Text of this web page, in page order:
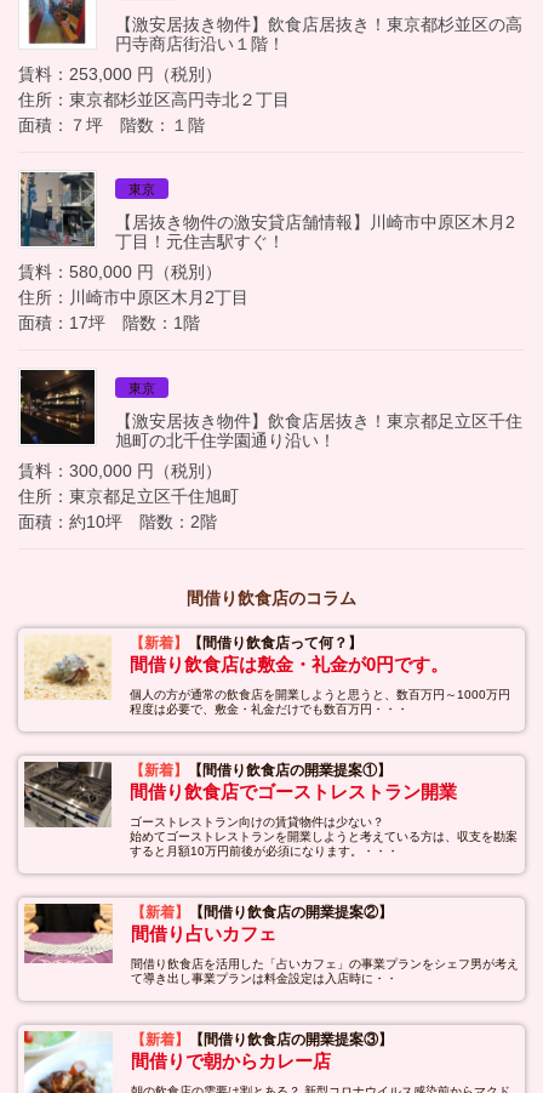
【激安居抜き物件】飲食店居抜き！東京都杉並区の高
円寺商店街沿い１階！
賃料：253,000 円（税別）
住所：東京都杉並区高円寺北２丁目
面積：７坪 階数：１階
東京
【居抜き物件の激安貸店舗情報】川崎市中原区木月2
丁目！元住吉駅すぐ！
賃料：580,000 円（税別）
住所：川崎市中原区木月2丁目
面積：17坪 階数：1階
東京
【激安居抜き物件】飲食店居抜き！東京都足立区千住
旭町の北千住学園通り沿い！
賃料：300,000 円（税別）
住所：東京都足立区千住旭町
面積：約10坪 階数：2階
間借り飲食店のコラム
【新着】 【間借り飲食店って何？】
間借り飲食店は敷金・礼金が0円です。
個人の方が通常の飲食店を開業しようと思うと、数百万円～1000万円
程度は必要で、敷金・礼金だけでも数百万円・・・
【新着】 【間借り飲食店の開業提案①】
間借り飲食店でゴーストレストラン開業
ゴーストレストラン向けの賃貸物件は少ない？
始めてゴーストレストランを開業しようと考えている方は、収支を勘案
すると月額10万円前後が必須になります。・・・
【新着】 【間借り飲食店の開業提案②】
間借り占いカフェ
間借り飲食店を活用した「占いカフェ」の事業プランをシェフ男が考え
て導き出し事業プランは料金設定は入店時に・・
【新着】 【間借り飲食店の開業提案③】
間借りで朝からカレー店